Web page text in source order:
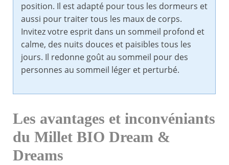
position. Il est adapté pour tous les dormeurs et
aussi pour traiter tous les maux de corps.
Invitez votre esprit dans un sommeil profond et
calme, des nuits douces et paisibles tous les
jours. Il redonne goût au sommeil pour des
personnes au sommeil léger et perturbé.
Les avantages et inconvéniants
du Millet BIO Dream &
Dreams